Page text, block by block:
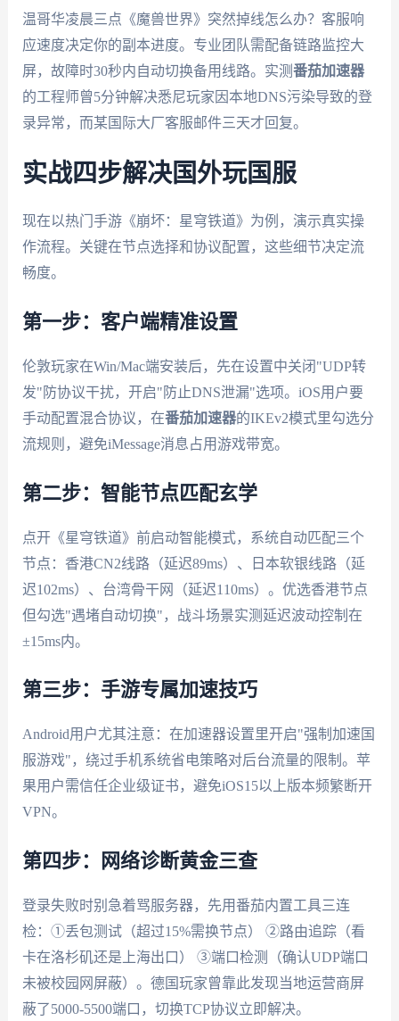
温哥华凌晨三点《魔兽世界》突然掉线怎么办？客服响
应速度决定你的副本进度。专业团队需配备链路监控大
屏，故障时30秒内自动切换备用线路。实测番茄加速器
的工程师曾5分钟解决悉尼玩家因本地DNS污染导致的登
录异常，而某国际大厂客服邮件三天才回复。
实战四步解决国外玩国服
现在以热门手游《崩坏：星穹铁道》为例，演示真实操
作流程。关键在节点选择和协议配置，这些细节决定流
畅度。
第一步：客户端精准设置
伦敦玩家在Win/Mac端安装后，先在设置中关闭"UDP转
发"防协议干扰，开启"防止DNS泄漏"选项。iOS用户要
手动配置混合协议，在番茄加速器的IKEv2模式里勾选分
流规则，避免iMessage消息占用游戏带宽。
第二步：智能节点匹配玄学
点开《星穹铁道》前启动智能模式，系统自动匹配三个
节点：香港CN2线路（延迟89ms）、日本软银线路（延
迟102ms）、台湾骨干网（延迟110ms）。优选香港节点
但勾选"遇堵自动切换"，战斗场景实测延迟波动控制在
±15ms内。
第三步：手游专属加速技巧
Android用户尤其注意：在加速器设置里开启"强制加速国
服游戏"，绕过手机系统省电策略对后台流量的限制。苹
果用户需信任企业级证书，避免iOS15以上版本频繁断开
VPN。
第四步：网络诊断黄金三查
登录失败时别急着骂服务器，先用番茄内置工具三连
检：①丢包测试（超过15%需换节点） ②路由追踪（看
卡在洛杉矶还是上海出口） ③端口检测（确认UDP端口
未被校园网屏蔽）。德国玩家曾靠此发现当地运营商屏
蔽了5000-5500端口，切换TCP协议立即解决。